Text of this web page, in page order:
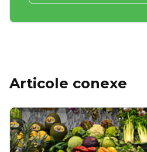
Articole conexe